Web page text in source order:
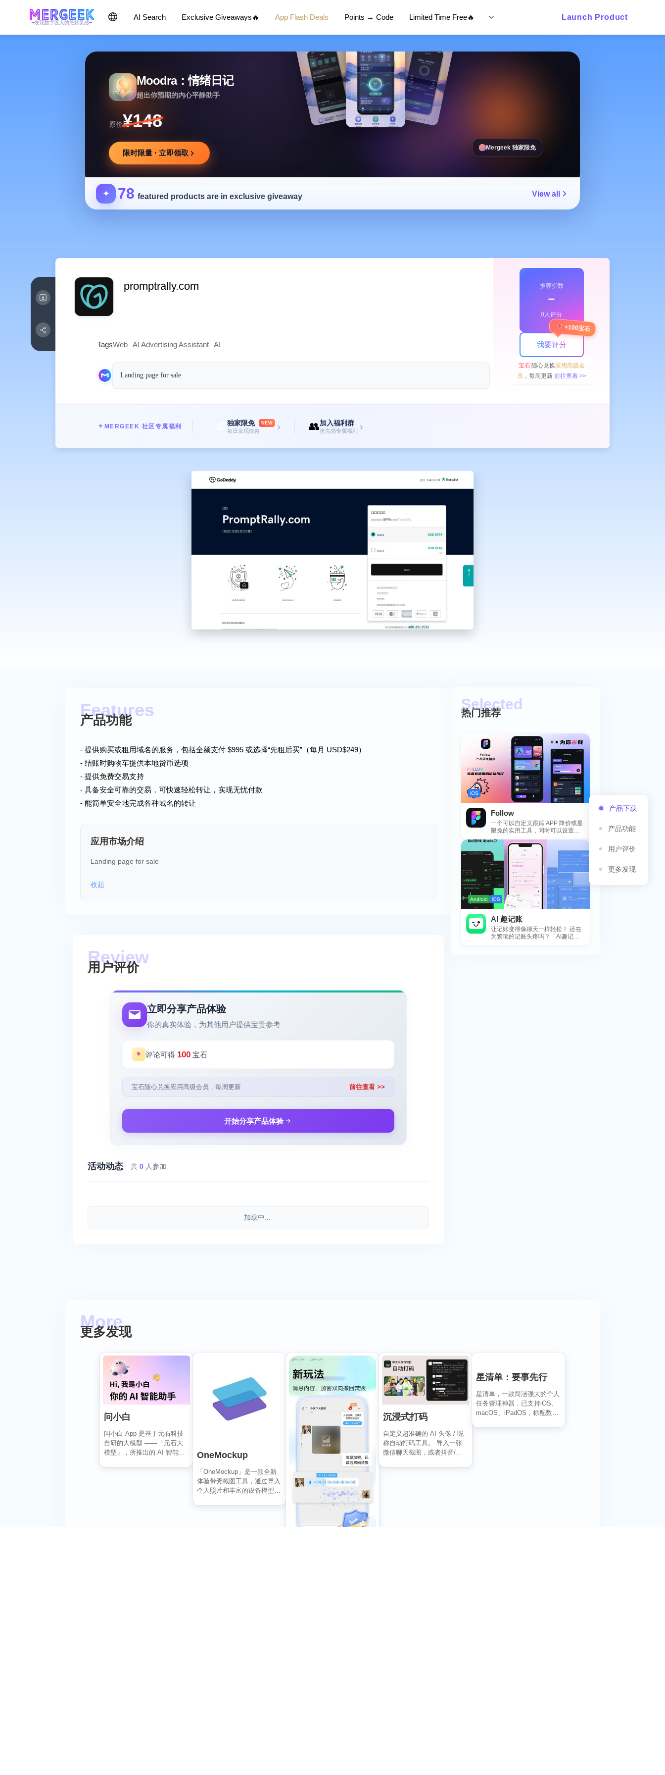
发现数字匠人的绝妙灵感
AI Search Exclusive Giveaways🔥 App Flash Deals Points → Code Limited Time Free🔥 Launch Product
Moodra：情绪日记
超出你预期的内心平静助手
原价¥148
限时限量 · 立即领取
Mergeek 独家限免
✦ 78 featured products are in exclusive giveaway View all
promptrally.com
TagsWeb AI Advertising Assistant AI
Landing page for sale
推荐指数
﹣
0人评分
我要评分
+100宝石
宝石 随心兑换应用高级会
员 ，每周更新 前往查看 >>
✦ MERGEEK 社区专属福利 独家限免 NEW
每日发现惊喜 › 👥加入福利群
抢先领专属福利 ›
产品下载
产品功能
用户评价
更多发现
产品功能
- 提供购买或租用域名的服务，包括全额支付 $995 或选择“先租后买”（每月 USD$249）
- 结账时购物车提供本地货币选项
- 提供免费交易支持
- 具备安全可靠的交易，可快速轻松转让，实现无忧付款
- 能简单安全地完成各种域名的转让
应用市场介绍
Landing page for sale
收起
用户评价
立即分享产品体验
你的真实体验，为其他用户提供宝贵参考
评论可得 100 宝石
宝石随心兑换应用高级会员，每周更新 前往查看 >>
开始分享产品体验
活动动态 共 0 人参加
加载中...
热门推荐
iOS
Follow
一个可以自定义跟踪 APP 降价或是
限免的实用工具，同时可以设置包
括 APP，游戏，热门类和精选类
Android iOS
AI 趣记账
让记账变得像聊天一样轻松！ 还在
为繁琐的记账头疼吗？「AI趣记
更多发现
问小白
问小白 App 是基于元石科技
自研的大模型 ——「元石大
模型」，所推出的 AI 智能助
OneMockup
「OneMockup」是一款全新
体验带壳截图工具，通过导入
个人照片和丰富的设备模型，
沉浸式打码
自定义超准确的 AI 头像 / 昵
称自动打码工具。 导入一张
微信聊天截图，或者抖音/小
星清单：要事先行
星清单，一款简洁强大的个人
任务管理神器，已支持iOS、
macOS、iPadOS，标配数据